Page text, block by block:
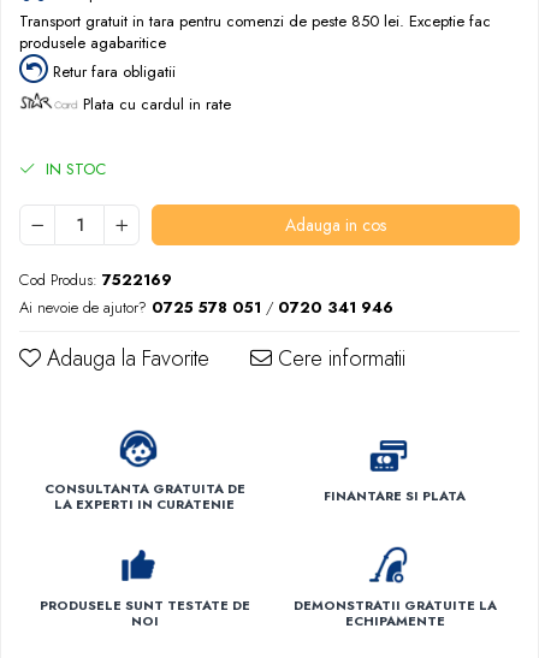
Transport gratuit in tara pentru comenzi de peste 850 lei. Exceptie fac
produsele agabaritice
Retur fara obligatii
Plata cu cardul in rate
IN STOC
Adauga in cos
Cod Produs: 7522169
Ai nevoie de ajutor? 0725 578 051 / 0720 341 946
Adauga la Favorite Cere informatii
CONSULTANTA GRATUITA DE
LA EXPERTI IN CURATENIE
FINANTARE SI PLATA
PRODUSELE SUNT TESTATE DE
NOI
DEMONSTRATII GRATUITE LA
ECHIPAMENTE